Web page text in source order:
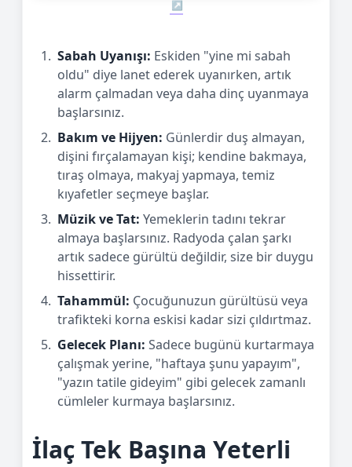
Sabah Uyanışı: Eskiden "yine mi sabah
oldu" diye lanet ederek uyanırken, artık
alarm çalmadan veya daha dinç uyanmaya
başlarsınız.
Bakım ve Hijyen: Günlerdir duş almayan,
dişini fırçalamayan kişi; kendine bakmaya,
tıraş olmaya, makyaj yapmaya, temiz
kıyafetler seçmeye başlar.
Müzik ve Tat: Yemeklerin tadını tekrar
almaya başlarsınız. Radyoda çalan şarkı
artık sadece gürültü değildir, size bir duygu
hissettirir.
Tahammül: Çocuğunuzun gürültüsü veya
trafikteki korna eskisi kadar sizi çıldırtmaz.
Gelecek Planı: Sadece bugünü kurtarmaya
çalışmak yerine, "haftaya şunu yapayım",
"yazın tatile gideyim" gibi gelecek zamanlı
cümleler kurmaya başlarsınız.
İlaç Tek Başına Yeterli